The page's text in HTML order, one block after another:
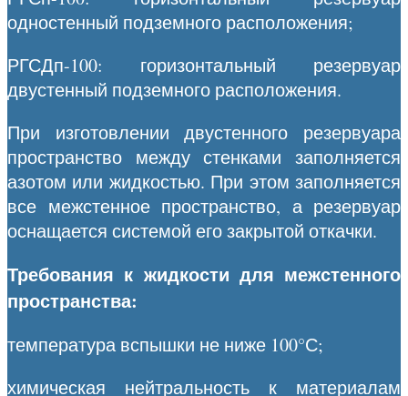
одностенный подземного расположения;
РГСДп-100: горизонтальный резервуар
двустенный подземного расположения.
При изготовлении двустенного резервуара
пространство между стенками заполняется
азотом или жидкостью. При этом заполняется
все межстенное пространство, а резервуар
оснащается системой его закрытой откачки.
Требования к жидкости для межстенного
пространства:
температура вспышки не ниже 100°С;
химическая нейтральность к материалам